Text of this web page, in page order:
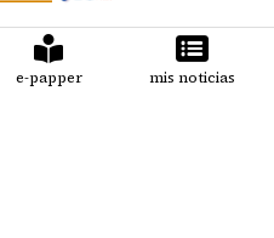
e-papper mis noticias